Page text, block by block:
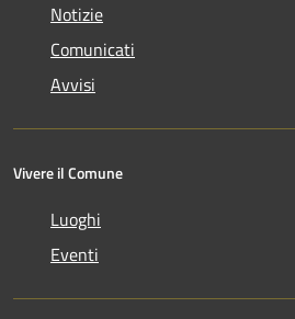
Notizie
Comunicati
Avvisi
Vivere il Comune
Luoghi
Eventi